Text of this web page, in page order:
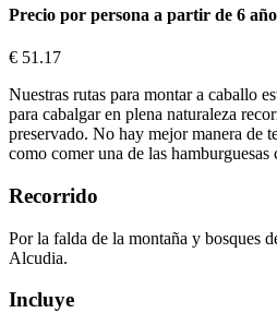
Precio por persona a partir de 6
€ 51.17
Nuestras rutas para montar a caballo
para cabalgar en plena naturaleza
preservado. No hay mejor manera de
como comer una de las hamburguesas
Recorrido
Por la falda de la montaña y bosques
Alcudia.
Incluye